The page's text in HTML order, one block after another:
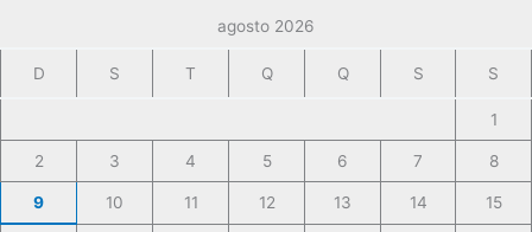
agosto 2026
D S T Q Q S S
1
2 3 4 5 6 7 8
9 10 11 12 13 14 15